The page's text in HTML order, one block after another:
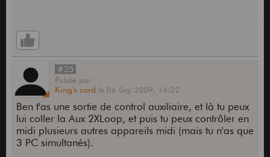
#25
Publié par
King's card le 06 Sep 2009, 14:22
Ben t'as une sortie de control auxiliaire, et là tu peux
lui coller la Aux 2XLoop, et puis tu peux contrôler en
midi plusieurs autres appareils midi (mais tu n'as que
3 PC simultanés).